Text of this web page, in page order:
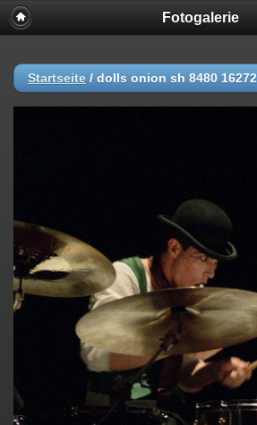
Fotogalerie
Startseite / dolls onion sh 8480